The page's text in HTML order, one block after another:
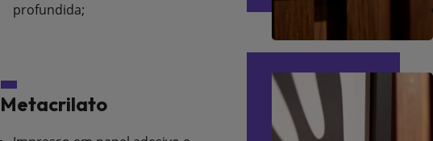
profundida;
Metacrilato